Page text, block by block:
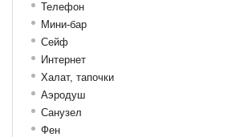
Телефон
Мини-бар
Сейф
Интернет
Халат, тапочки
Аэродуш
Санузел
Фен